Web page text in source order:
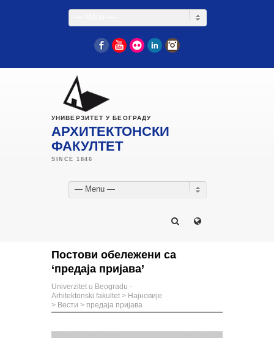
FacebookYouTube
Flickr LinkedIn
УНИВЕРЗИТЕТ У БЕОГРАДУ
АРХИТЕКТОНСКИ
ФАКУЛТЕТ
— Menu —
Постови обележени са
‘предаја пријава’
Univerzitet u Beogradu -
Arhitektonski fakultet > Најновије
> Вести > предаја пријава